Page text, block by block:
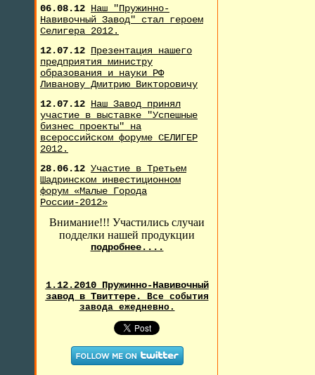
06.08.12 Наш "Пружинно-
Навивочный Завод" стал героем
Селигера 2012.
12.07.12 Презентация нашего
предприятия министру
образования и науки РФ
Ливанову Дмитрию Викторовичу
12.07.12 Наш Завод принял
участие в выставке "Успешные
бизнес проекты" на
всероссийском форуме СЕЛИГЕР
2012.
28.06.12 Участие в Третьем
Шадринском инвестиционном
форум «Малые Города
России-2012»
Внимание!!! Участились случаи
подделки нашей продукции
подробнее....
1.12.2010 Пружинно-Навивочный
завод в Твиттере. Все события
завода ежедневно.